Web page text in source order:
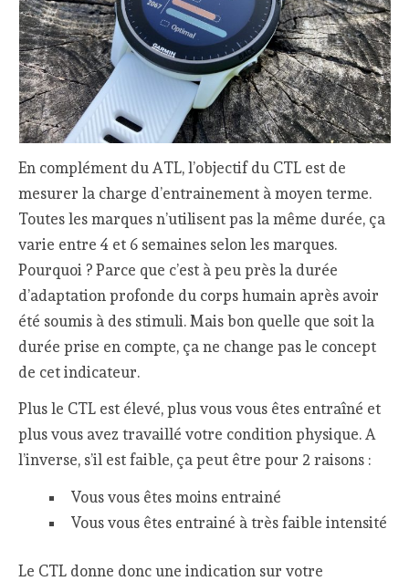
En complément du ATL, l’objectif du CTL est de
mesurer la charge d’entrainement à moyen terme.
Toutes les marques n’utilisent pas la même durée, ça
varie entre 4 et 6 semaines selon les marques.
Pourquoi ? Parce que c’est à peu près la durée
d’adaptation profonde du corps humain après avoir
été soumis à des stimuli. Mais bon quelle que soit la
durée prise en compte, ça ne change pas le concept
de cet indicateur.
Plus le CTL est élevé, plus vous vous êtes entraîné et
plus vous avez travaillé votre condition physique. A
l’inverse, s’il est faible, ça peut être pour 2 raisons :
Vous vous êtes moins entrainé
Vous vous êtes entrainé à très faible intensité
Le CTL donne donc une indication sur votre